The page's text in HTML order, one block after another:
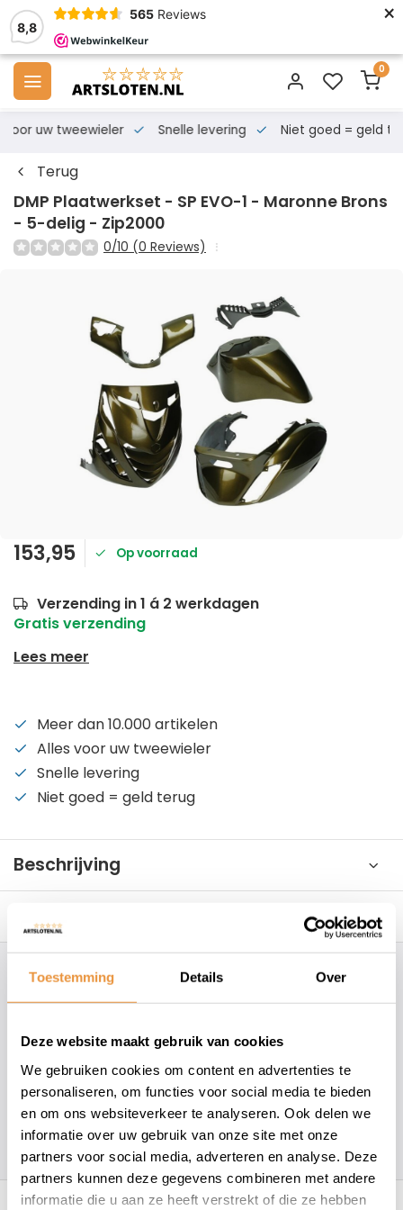
Toestemming Details Over
Deze website maakt gebruik van cookies
We gebruiken cookies om content en advertenties te
personaliseren, om functies voor social media te bieden
en om ons websiteverkeer te analyseren. Ook delen we
informatie over uw gebruik van onze site met onze
partners voor social media, adverteren en analyse. Deze
partners kunnen deze gegevens combineren met andere
informatie die u aan ze heeft verstrekt of die ze hebben
8,8
565 Reviews ×
0
voor uw tweewieler Snelle levering Niet goed = geld
Terug
DMP Plaatwerkset - SP EVO-1 - Maronne Brons
- 5-delig - Zip2000
0/10 (0 Reviews)
153,95 Op voorraad
Verzending in 1 á 2 werkdagen
Gratis verzending
Lees meer
Meer dan 10.000 artikelen
Alles voor uw tweewieler
Snelle levering
Niet goed = geld terug
Beschrijving
Hoe kunnen wij je helpen?
+31 78 780 2330
info@artsloten.nl
157 klanten geven een 4.7 /5 op
Recent bekeken